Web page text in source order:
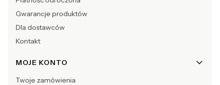
Gwarancje produktów
Dla dostawców
Kontakt
MOJE KONTO
Twoje zamówienia